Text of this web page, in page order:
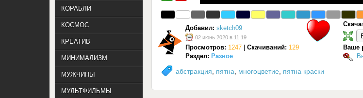
абстракция пятна многоцветие пятна краски
Добавил: sketch09
02 июнь 2020 в 11:19
Просмотров: 1247 Скачиваний: 129 Ваше
Раздел: Разное
КОРАБЛИ
КОСМОС
КРЕАТИВ
МИНИМАЛИЗМ
МУЖЧИНЫ
МУЛЬТФИЛЬМЫ